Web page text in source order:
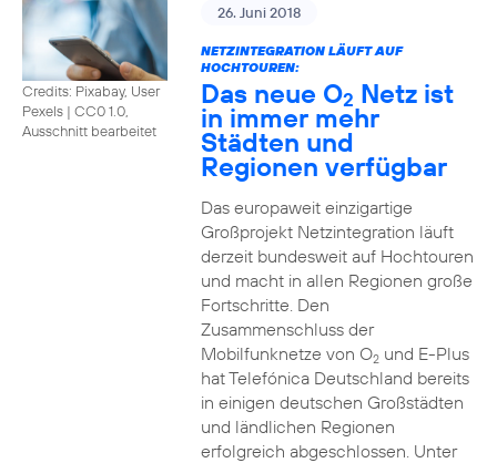
Credits: Pixabay, User
Pexels | CC0 1.0,
Ausschnitt bearbeitet
26. Juni 2018
NETZINTEGRATION LÄUFT AUF
HOCHTOUREN:
Das neue O2 Netz ist
in immer mehr
Städten und
Regionen verfügbar
Das europaweit einzigartige
Großprojekt Netzintegration läuft
derzeit bundesweit auf Hochtouren
und macht in allen Regionen große
Fortschritte. Den
Zusammenschluss der
Mobilfunknetze von O2und E-Plus
hat Telefónica Deutschland bereits
in einigen deutschen Großstädten
und ländlichen Regionen
erfolgreich abgeschlossen. Unter